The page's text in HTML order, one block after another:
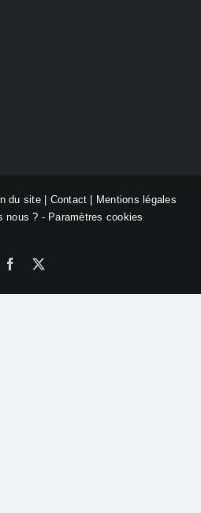
du site| Contact
Mentions légales
nous ? - Paramètres cookies
Facebook